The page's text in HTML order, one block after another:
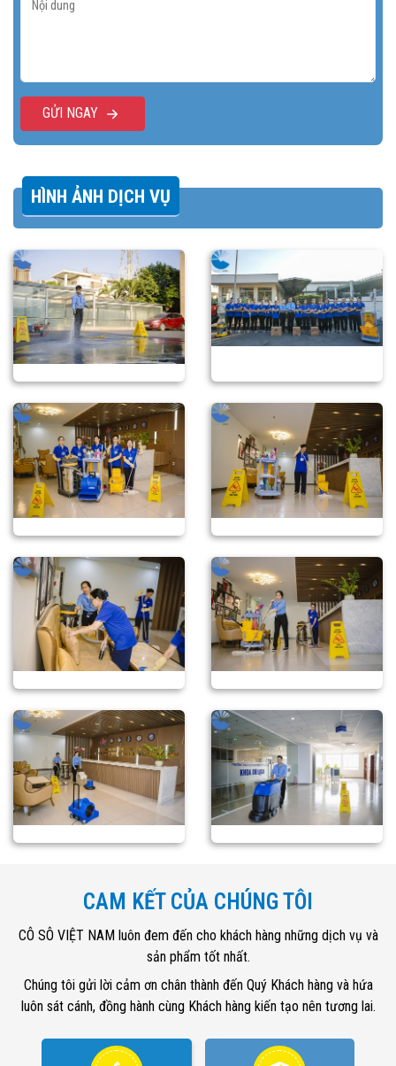
GỬI NGAY
HÌNH ẢNH DỊCH VỤ
CAM KẾT CỦA CHÚNG TÔI
CÔ SÔ VIỆT NAM luôn đem đến cho khách hàng những dịch vụ và
sản phẩm tốt nhất.
Chúng tôi gửi lời cảm ơn chân thành đến Quý Khách hàng và hứa
luôn sát cánh, đồng hành cùng Khách hàng kiến tạo nên tương lai.